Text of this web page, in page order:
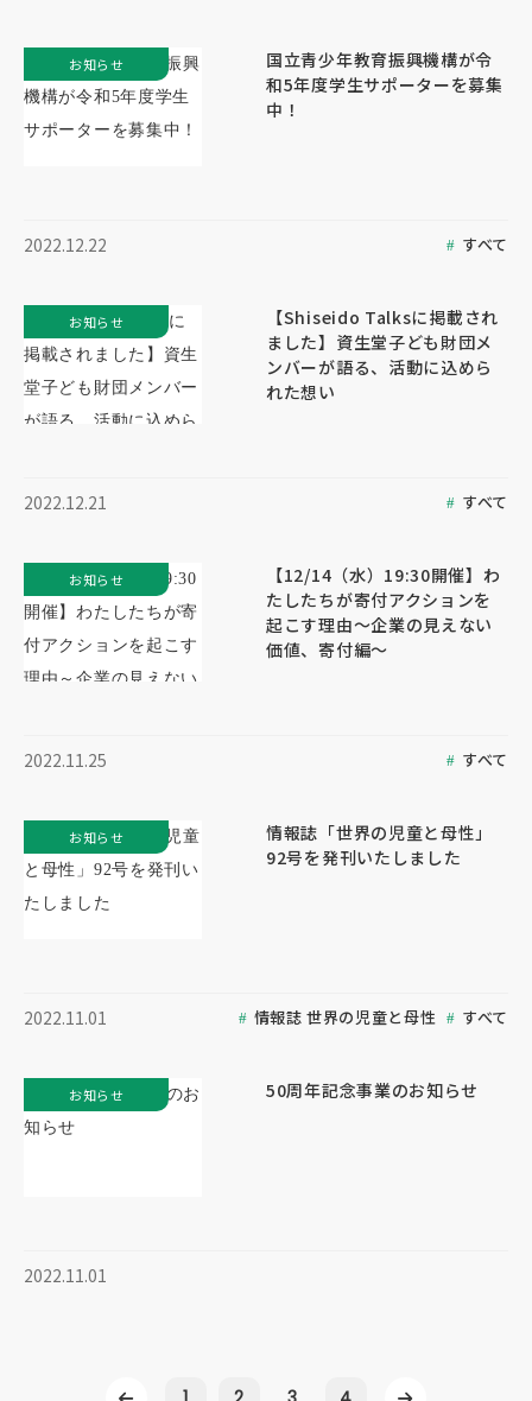
国立青少年教育振興機構が令
和5年度学生サポーターを募集
中！
2022.12.22 すべて
お知らせ
【Shiseido Talksに掲載され
ました】資生堂子ども財団メ
ンバーが語る、活動に込めら
れた想い
2022.12.21 すべて
お知らせ
【12/14（水）19:30開催】わ
たしたちが寄付アクションを
起こす理由～企業の見えない
価値、寄付編～
2022.11.25 すべて
お知らせ
情報誌「世界の児童と母性」
92号を発刊いたしました
2022.11.01 情報誌 世界の児童と母性 すべて
お知らせ
50周年記念事業のお知らせ
2022.11.01
お知らせ